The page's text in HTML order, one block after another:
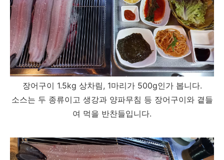
장어구이 1.5kg 상차림, 1마리가 500g인가 봅니다.
소스는 두 종류이고 생강과 양파무침 등 장어구이와 곁들
여 먹을 반찬들입니다.